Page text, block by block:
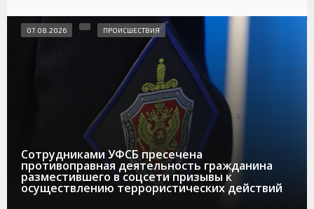
Сотрудниками УФСБ пресечена
противоправная деятельность гражданина
разместившего в соцсети призывы к
осуществлению террористических действий
07.08.2026 ПРОИСШЕСТВИЯ